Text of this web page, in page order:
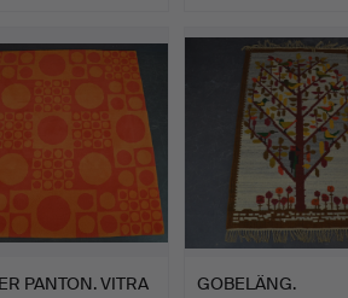
PANTON. VITRA
GOBELÄNG.